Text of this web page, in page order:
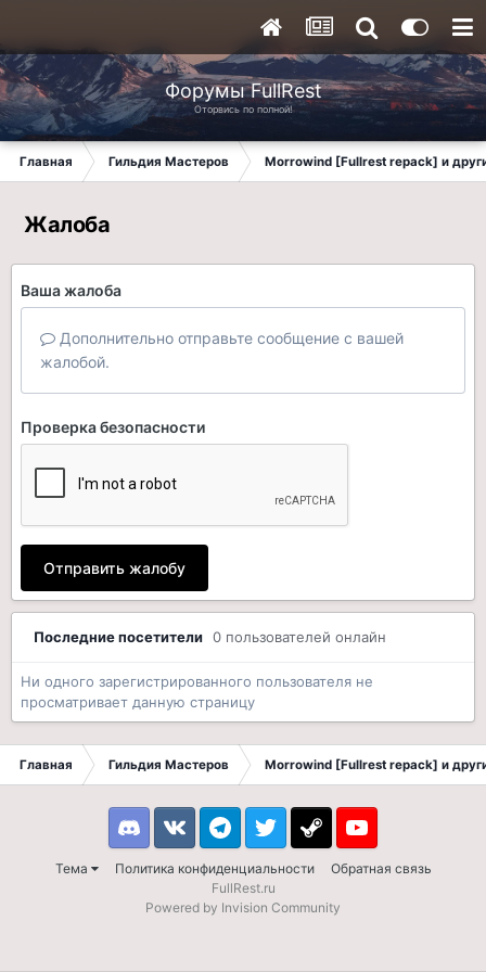
Форумы FullRest
Оторвись по полной!
Главная Гильдия Мастеров Morrowind [Fullrest repack] и
Жалоба
Ваша жалоба
Дополнительно отправьте сообщение с вашей
жалобой.
Проверка безопасности
Отправить жалобу
Последние посетители 0 пользователей онлайн
Ни одного зарегистрированного пользователя не
просматривает данную страницу
Главная Гильдия Мастеров Morrowind [Fullrest repack] и
Тема Политика конфиденциальности Обратная связь
DiscordVK TelegramTwitter Steam Youtube
FullRest.ru
Powered by Invision Community